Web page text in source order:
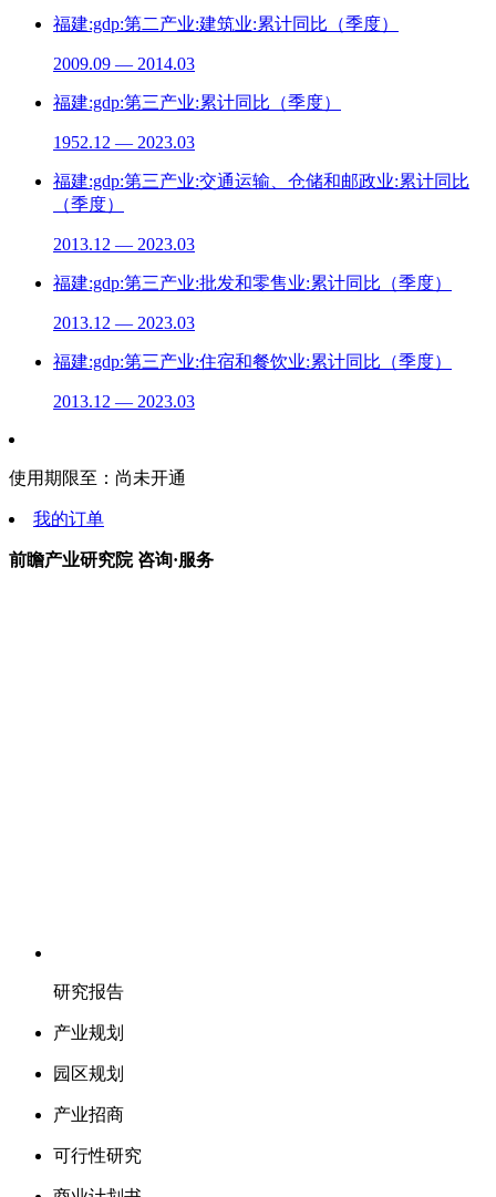
福建:gdp:第二产业:建筑业:累计同比（季度）
2009.09 — 2014.03
福建:gdp:第三产业:累计同比（季度）
1952.12 — 2023.03
福建:gdp:第三产业:交通运输、仓储和邮政业:累计同比
（季度）
2013.12 — 2023.03
福建:gdp:第三产业:批发和零售业:累计同比（季度）
2013.12 — 2023.03
福建:gdp:第三产业:住宿和餐饮业:累计同比（季度）
2013.12 — 2023.03
使用期限至： 尚未开通
我的订单
前瞻产业研究院 咨询·服务
研究报告
产业规划
园区规划
产业招商
可行性研究